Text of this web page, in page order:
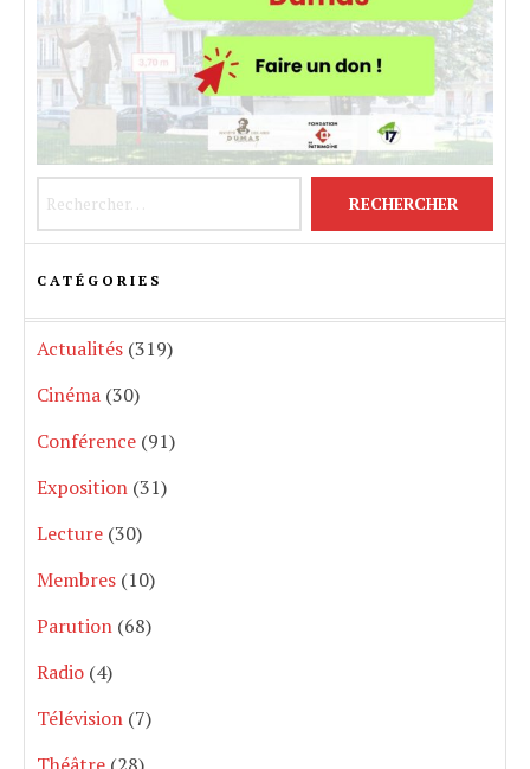
CATÉGORIES
Actualités (319)
Cinéma (30)
Conférence (91)
Exposition (31)
Lecture (30)
Membres (10)
Parution (68)
Radio (4)
Télévision (7)